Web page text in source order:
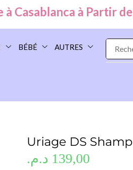
à Partir de99
BÉBÉ AUTRES
Uriage DS
139,00 د.م.